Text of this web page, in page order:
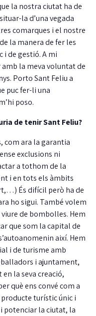
la nostra ciutat ha de
la d’una vegada
comarques i el nostre
la manera de fer les
i de gestió. A mi
la meva voluntat de
Porto Sant Feliu a
puc fer-li una
poso.
de tenir Sant Feliu?
com ara la garantia
exclusions ni
a tothom de la
i en tots els àmbits
És difícil però ha de
ho sigui. També volem
de bombolles. Hem
que som la capital de
així. Hem
i de turisme amb
i ajuntament,
la seva creació,
què ens convé com a
turístic únic i
potenciar la ciutat, la